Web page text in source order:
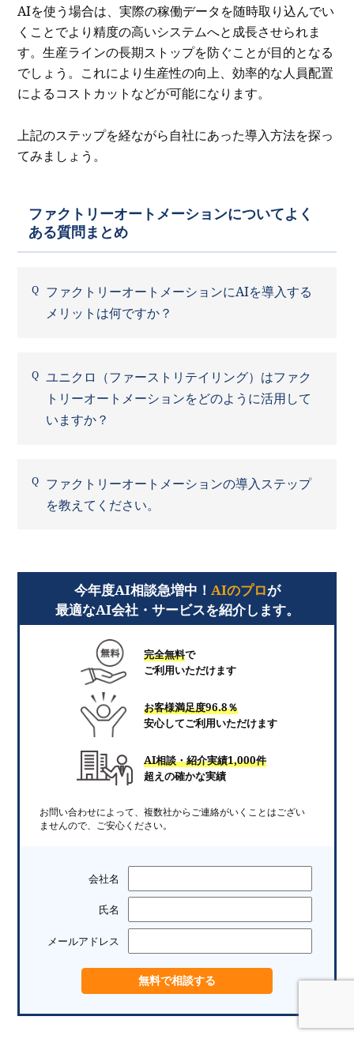
AIを使う場合は、実際の稼働データを随時取り込んでい
くことでより精度の高いシステムへと成長させられま
す。生産ラインの長期ストップを防ぐことが目的となる
でしょう。これにより生産性の向上、効率的な人員配置
によるコストカットなどが可能になります。
上記のステップを経ながら自社にあった導入方法を探っ
てみましょう。
ファクトリーオートメーションについてよく
ある質問まとめ
ファクトリーオートメーションにAIを導入する
メリットは何ですか？
ユニクロ（ファーストリテイリング）はファク
トリーオートメーションをどのように活用して
いますか？
ファクトリーオートメーションの導入ステップ
を教えてください。
今年度AI相談急増中！ AIのプロが
最適なAI会社・サービスを紹介します。
完全無料で
ご利用いただけます
お客様満足度96.8％
安心してご利用いただけます
AI相談・紹介実績1,000件
超えの確かな実績
お問い合わせによって、複数社からご連絡がいくことはござい
ませんので、ご安心ください。
会社名
氏名
メールアドレス